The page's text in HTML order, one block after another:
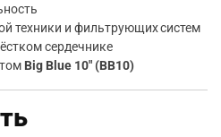
техники и фильтрующих систем
сердечнике
Big Blue 10″ (BB10)